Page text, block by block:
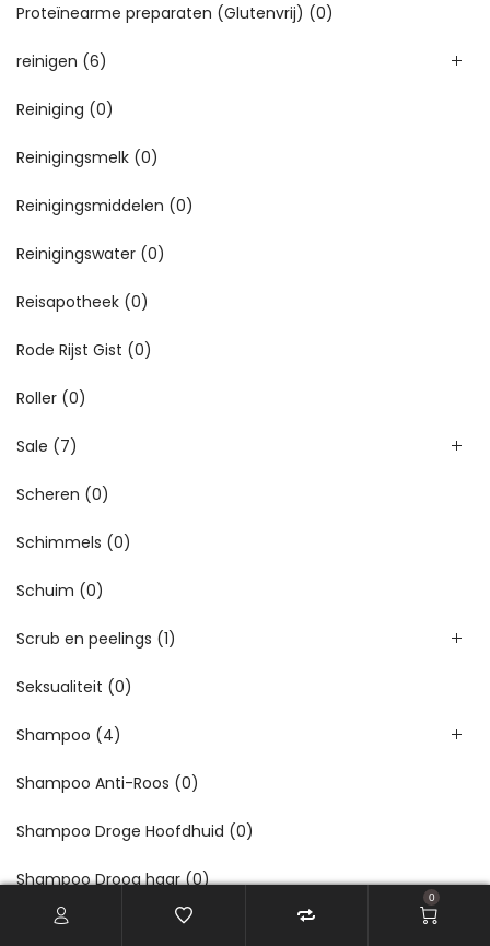
Proteïnearme preparaten (Glutenvrij) (0)
reinigen (6)
Reiniging (0)
Reinigingsmelk (0)
Reinigingsmiddelen (0)
Reinigingswater (0)
Reisapotheek (0)
Rode Rijst Gist (0)
Roller (0)
Sale (7)
Scheren (0)
Schimmels (0)
Schuim (0)
Scrub en peelings (1)
Seksualiteit (0)
Shampoo (4)
Shampoo Anti-Roos (0)
Shampoo Droge Hoofdhuid (0)
Shampoo Droog haar (0)
Shampoo Gevoelige Hoofdhuid
0